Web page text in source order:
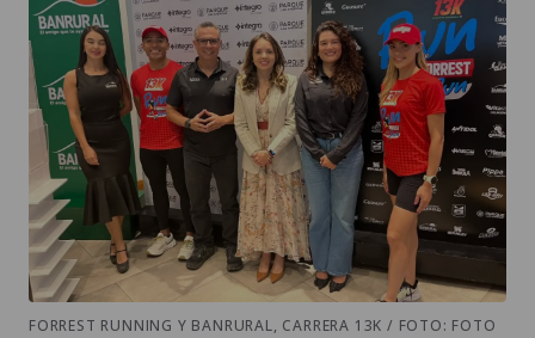
FORREST RUNNING Y BANRURAL, CARRERA 13K / FOTO: FOTO